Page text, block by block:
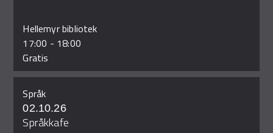
Hellemyr bibliotek
17:00 - 18:00
Gratis
Språk
02.10.26
Språkkafe